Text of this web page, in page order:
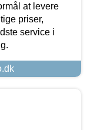
at levere
priser,
service i